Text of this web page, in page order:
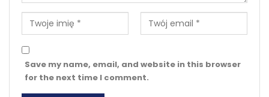
Save my name, email, and website in this browser
for the next time I comment.